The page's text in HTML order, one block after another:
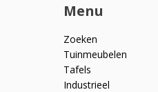
Menu
Zoeken
Tuinmeubelen
Tafels
Industrieel